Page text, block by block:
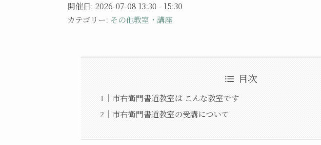
開催日: 2026-07-08 13:30 - 15:30
カテゴリー: その他教室・講座
目次
市右衛門書道教室は こんな教室です
市右衛門書道教室の受講について